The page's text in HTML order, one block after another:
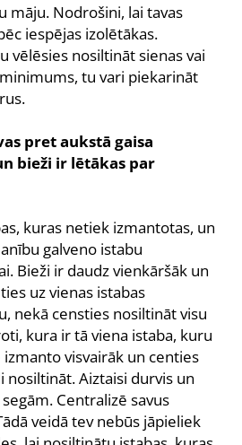
māju. Nodrošini, lai tavas
iespējas izolētākas.
vēlēsies nosiltināt sienas vai
tu vari piekarināt
pret aukstā gaisa
bieži ir lētākas par
kuras netiek izmantotas, un
galveno istabu
Bieži ir daudz vienkāršāk un
uz vienas istabas
nekā censties nosiltināt visu
kura ir tā viena istaba, kuru
visvairāk un centies
nosiltināt. Aiztaisi durvis un
Centralizē savus
veidā tev nebūs jāpieliek